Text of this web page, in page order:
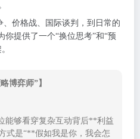
、价格战、国际谈判，到日常的
你提供了一个“换位思考”和“预
博弈师”】
能够看穿复杂互动背后**利益
式是“**假如我是你，我会怎